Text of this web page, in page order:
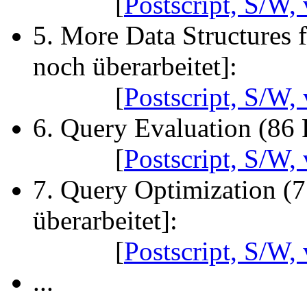
5. More Data
noch überarbeitet]:
[Postscript, S/
6. Query Evaluation
[Postscript, S/
7. Query Optimization
überarbeitet]:
[Postscript, S/
...